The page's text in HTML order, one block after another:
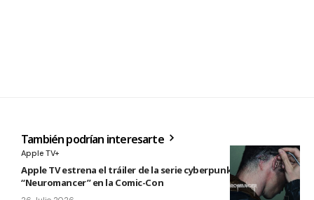
También podrían interesarte
Apple TV+
Apple TV estrena el tráiler de la serie cyberpunk
“Neuromancer” en la Comic-Con